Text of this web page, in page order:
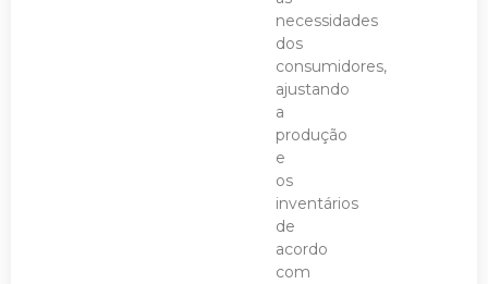
necessidades
dos
consumidores,
ajustando
a
produção
e
os
inventários
de
acordo
com